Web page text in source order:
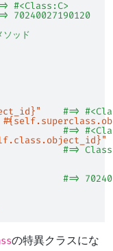
#<Class:C>
70240027190120
ソッド
#=>
#=>
#=>
#=>
の特異クラスにな